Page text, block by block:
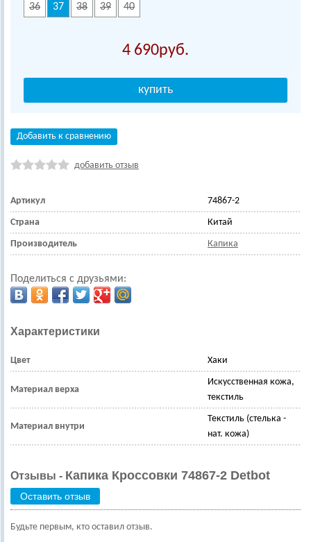
36 37 38 39 40
4 690
Добавить к сравнению
добавить отзыв
Артикул 74867-2
Страна Китай
Производитель Капика
Поделиться с друзьями:
Характеристики
Цвет Хаки
Материал верха
Искусственная кожа,
текстиль
Материал внутри
Текстиль (стелька -
нат. кожа)
Отзывы - Капика Кроссовки 74867-2 Detbot
Оставить отзыв
Будьте первым, кто оставил отзыв.